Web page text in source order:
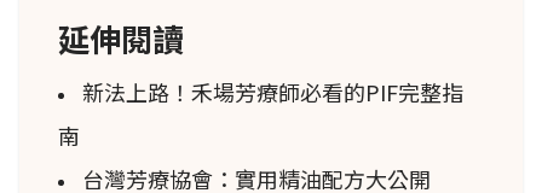
延伸閱讀
新法上路！禾場芳療師必看的PIF完整指
南
台灣芳療協會：實用精油配方大公開